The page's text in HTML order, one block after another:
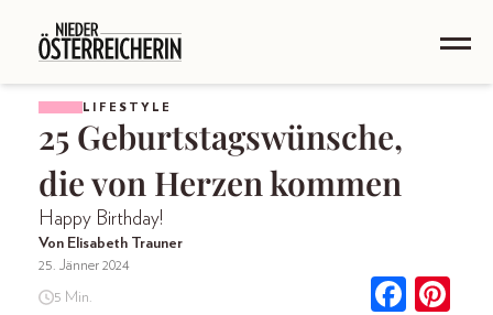
LIFESTYLE
25 Geburtstagswünsche,
die von Herzen kommen
Happy Birthday!
Von Elisabeth Trauner
25. Jänner 2024
5 Min.